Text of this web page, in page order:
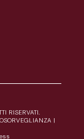
RISERVATI.
|